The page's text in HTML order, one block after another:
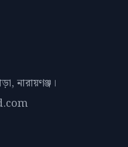
নারায়ণঞ্জ।